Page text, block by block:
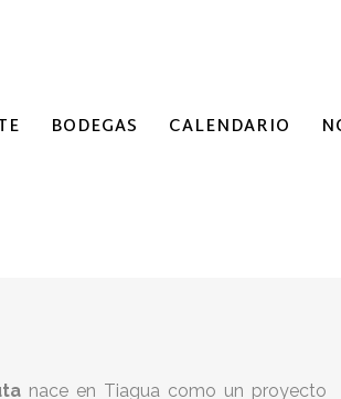
BODEGAS CALENDARIO
nace en Tiagua como un proyecto